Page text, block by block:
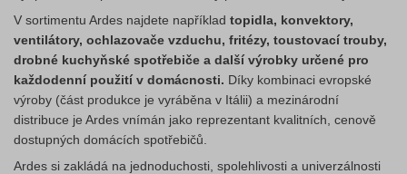
V sortimentu Ardes najdete například topidla, konvektory,
ventilátory, ochlazovače vzduchu, fritézy, toustovací trouby,
drobné kuchyňské spotřebiče a další výrobky určené pro
každodenní použití v domácnosti. Díky kombinaci evropské
výroby (část produkce je vyráběna v Itálii) a mezinárodní
distribuce je Ardes vnímán jako reprezentant kvalitních, cenově
dostupných domácích spotřebičů.
Ardes si zakládá na jednoduchosti, spolehlivosti a univerzálnosti